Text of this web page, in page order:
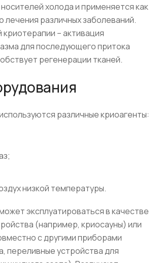
холода и применяется как
лечения различных заболеваний.
– активация
для последующего притока
регенерации тканей.
различные криоагенты:
низкой температуры.
эксплуатироваться в качестве
(например, криосауны) или
с другими приборами
переливные устройства для